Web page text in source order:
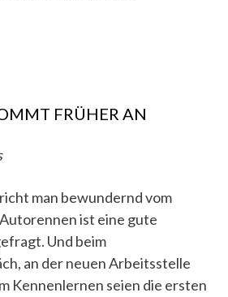
FRÜHER AN
man bewundernd vom
ist eine gute
Und beim
an der neuen Arbeitsstelle
Kennenlernen seien die ersten